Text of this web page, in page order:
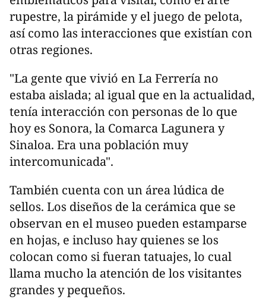
rupestre, la pirámide y el juego de pelota,
así como las interacciones que existían con
otras regiones.
"La gente que vivió en La Ferrería no
estaba aislada; al igual que en la actualidad,
tenía interacción con personas de lo que
hoy es Sonora, la Comarca Lagunera y
Sinaloa. Era una población muy
intercomunicada".
También cuenta con un área lúdica de
sellos. Los diseños de la cerámica que se
observan en el museo pueden estamparse
en hojas, e incluso hay quienes se los
colocan como si fueran tatuajes, lo cual
llama mucho la atención de los visitantes
grandes y pequeños.